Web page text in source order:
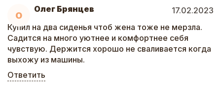
О
Олег Брянцев
17.02.2023
Купил на два сиденья чтоб жена тоже не мерзла.
Садится на много уютнее и комфортнее себя
чувствую. Держится хорошо не сваливается когда
выхожу из машины.
Ответить